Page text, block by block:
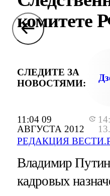
11:04 09
АВГУСТА 2012
РЕДАКЦИЯ
комитете
СЛЕДИТЕ ЗА
НОВОСТЯМИ:
Владимир
кадровых